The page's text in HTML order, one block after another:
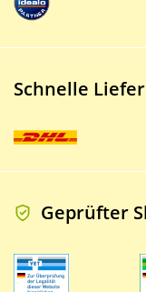
Schnelle
Geprüfter